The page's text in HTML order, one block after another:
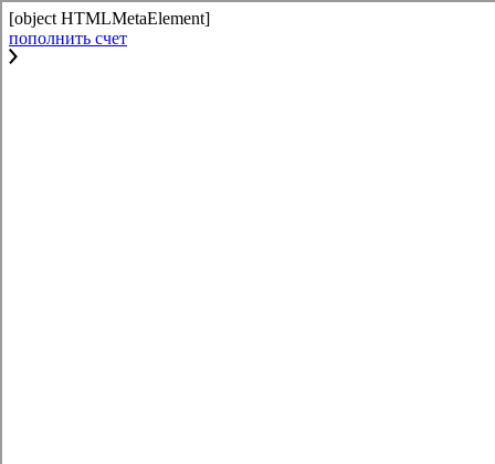
[object HTMLMetaElement]
пополнить счет